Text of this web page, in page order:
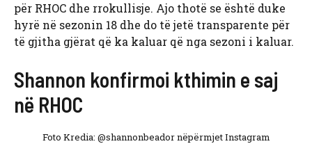
për RHOC dhe rrokullisje. Ajo thotë se është duke
hyrë në sezonin 18 dhe do të jetë transparente për
të gjitha gjërat që ka kaluar që nga sezoni i kaluar.
Shannon konfirmoi kthimin e saj
në RHOC
Foto Kredia: @shannonbeador nëpërmjet Instagram